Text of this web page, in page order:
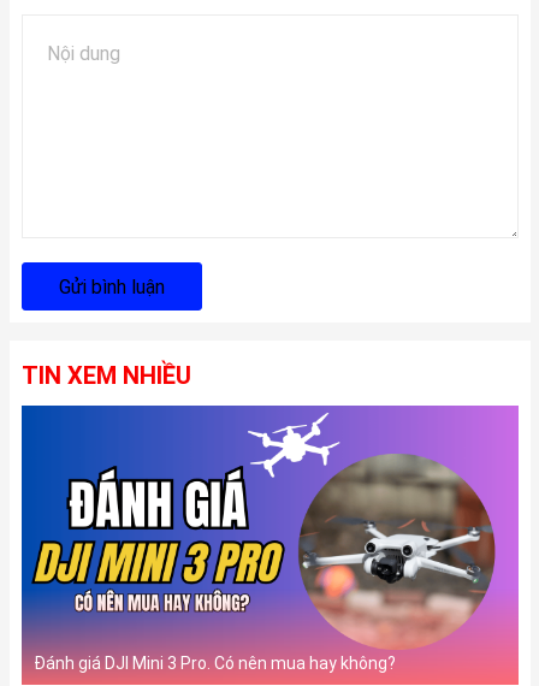
Gửi bình luận
TIN XEM NHIỀU
Đánh giá DJI Mini 3 Pro. Có nên mua hay không?